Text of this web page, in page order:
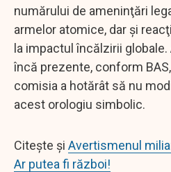
numărului de ameninţări
armelor atomice, dar şi
la impactul încălzirii
încă prezente, conform
comisia a hotărât să nu
acest orologiu simbolic.
Citește și Avertismenul
Ar putea fi război!